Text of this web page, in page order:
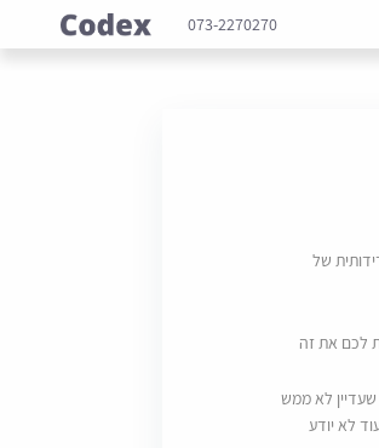
073-2270270
של
לכם את זה
לא ממש
לא יודע